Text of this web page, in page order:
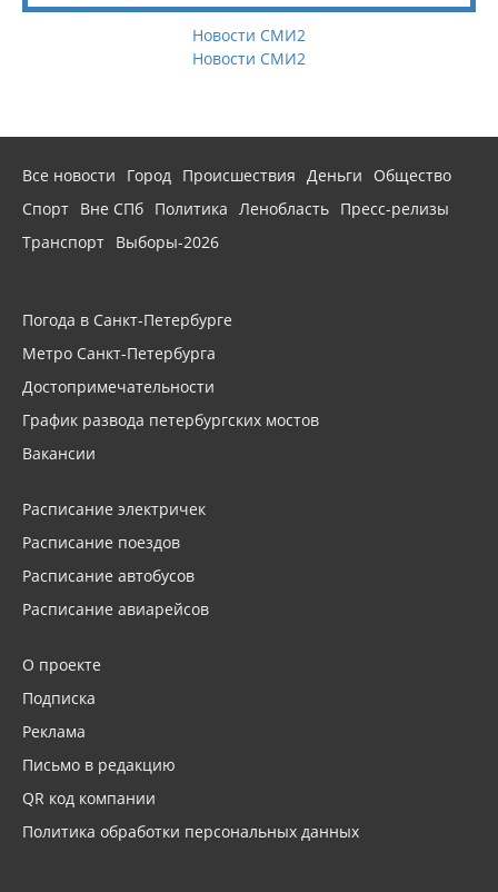
Новости СМИ2
Новости СМИ2
Все новости Город Происшествия Деньги
Общество
Спорт Вне СПб Политика Ленобласть Пресс-релизы
Транспорт Выборы-2026
Погода в Санкт-Петербурге
Метро Санкт-Петербурга
Достопримечательности
График развода петербургских мостов
Вакансии
Расписание электричек
Расписание поездов
Расписание автобусов
Расписание авиарейсов
О проекте
Подписка
Реклама
Письмо в редакцию
QR код компании
Политика обработки персональных данных